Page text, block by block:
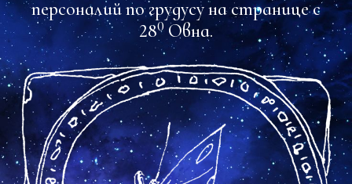
персоналий по грудусу на странице с
280 Овна.